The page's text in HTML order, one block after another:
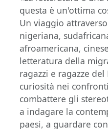
questa è un'ottima
Un viaggio
nigeriana,
afroamericana,
letteratura della
ragazzi e ragazze
curiosità nei
combattere gli
a indagare la
paesi, a guardare